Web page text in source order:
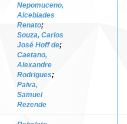
Nepomuceno,
Alcebiades
Renato;
Souza, Carlos
José Hoff de;
Caetano,
Alexandre
Rodrigues;
Paiva,
Samuel
Rezende